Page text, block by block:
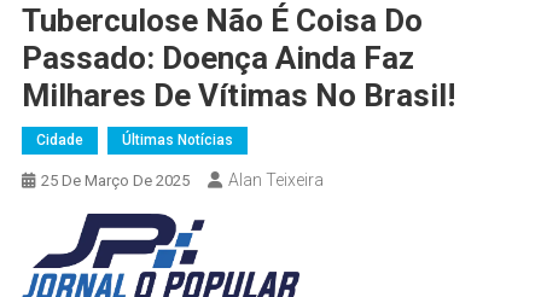
Tuberculose Não É Coisa Do
Passado: Doença Ainda Faz
Milhares De Vítimas No Brasil!
Cidade Últimas Notícias
25 De Março De 2025 Alan Teixeira